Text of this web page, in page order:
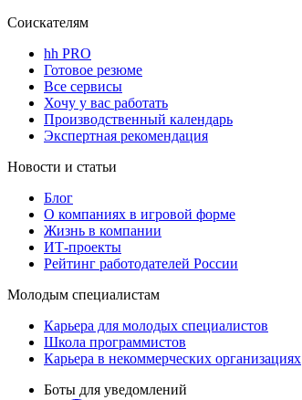
Соискателям
hh PRO
Готовое резюме
Все сервисы
Хочу у вас работать
Производственный календарь
Экспертная рекомендация
Новости и статьи
Блог
О компаниях в игровой форме
Жизнь в компании
ИТ-проекты
Рейтинг работодателей России
Молодым специалистам
Карьера для молодых специалистов
Школа программистов
Карьера в некоммерческих организациях
Боты для уведомлений